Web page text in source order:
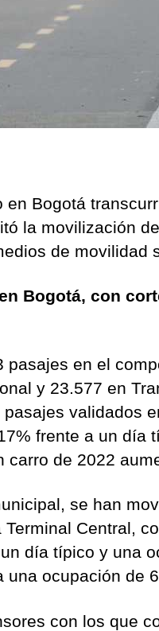
Bogotá
la movilización
de movilidad
Bogotá, con
pasajes en el
y 23.577 en
validados
frente a un día
de 2022
se han
Central,
día típico y una
una ocupación de
con los que